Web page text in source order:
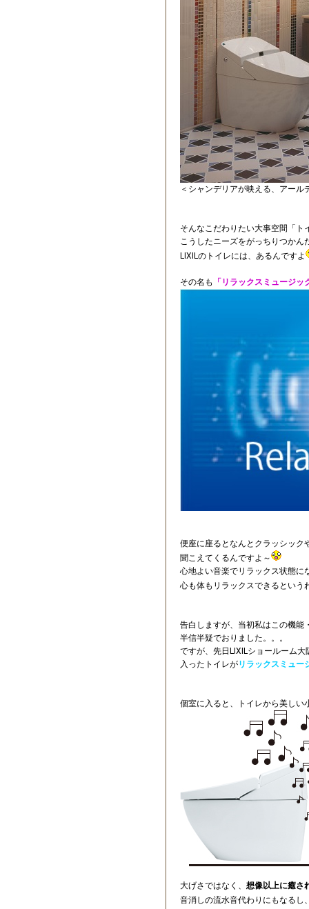
＜シャンデリアが映える、アー
そんなこだわりたい大事空間「ト
こうしたニーズをがっちりつかん
LIXILのトイレには、あるんですよ
その名も 「リラックスミュージッ
便座に座るとなんとクラッシック
聞こえてくるんですよ～
心地よい音楽でリラックス状態に
心も体もリラックスできるという
告白しますが、当初私はこの機能
半信半疑でおりました。。。
ですが、先日LIXILショールーム大
入ったトイレがリラックスミュー
個室に入ると、トイレから美しい
大げさではなく、 想像以上に癒さ
音消しの流水音代わりにもなるし